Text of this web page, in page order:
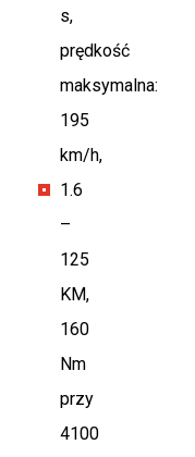
s,
prędkość
maksymalna:
195
km/h,
1.6
–
125
KM,
160
Nm
przy
4100